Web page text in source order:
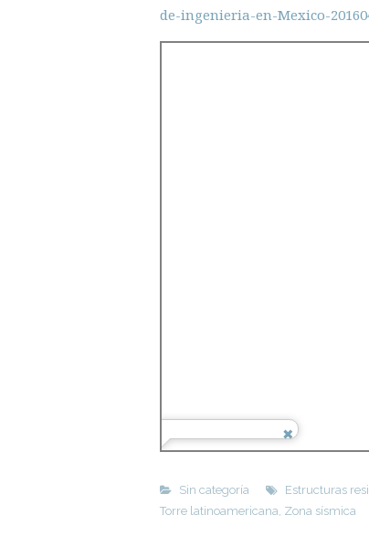
de-ingenieria-en-Mexico-
Sin categoría Estructuras
Torre latinoamericana Zona sísmica